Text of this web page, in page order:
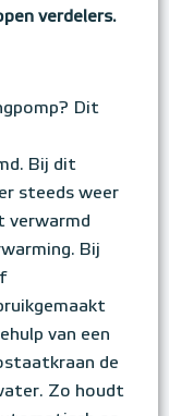
verdelers.
Dit
Bij dit
steeds weer
verwarmd
Bij
van een
de
Zo houdt